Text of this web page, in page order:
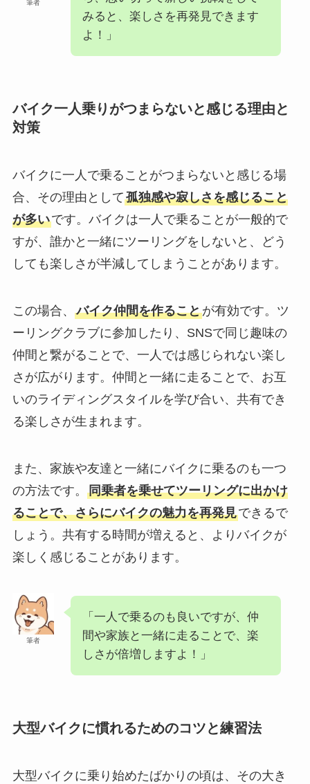
筆者
みると、楽しさを再発見できます
よ！」
バイク一人乗りがつまらないと感じる理由と
対策
バイクに一人で乗ることがつまらないと感じる場
合、その理由として孤独感や寂しさを感じること
が多いです。バイクは一人で乗ることが一般的で
すが、誰かと一緒にツーリングをしないと、どう
しても楽しさが半減してしまうことがあります。
この場合、 バイク仲間を作ることが有効です。ツ
ーリングクラブに参加したり、SNSで同じ趣味の
仲間と繋がることで、一人では感じられない楽し
さが広がります。仲間と一緒に走ることで、お互
いのライディングスタイルを学び合い、共有でき
る楽しさが生まれます。
また、家族や友達と一緒にバイクに乗るのも一つ
の方法です。 同乗者を乗せてツーリングに出かけ
ることで、さらにバイクの魅力を再発見できるで
しょう。共有する時間が増えると、よりバイクが
楽しく感じることがあります。
筆者
「一人で乗るのも良いですが、仲
間や家族と一緒に走ることで、楽
しさが倍増しますよ！」
大型バイクに慣れるためのコツと練習法
大型バイクに乗り始めたばかりの頃は、その大き